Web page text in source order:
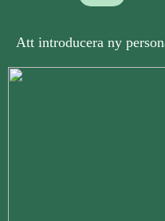
Att introducera ny